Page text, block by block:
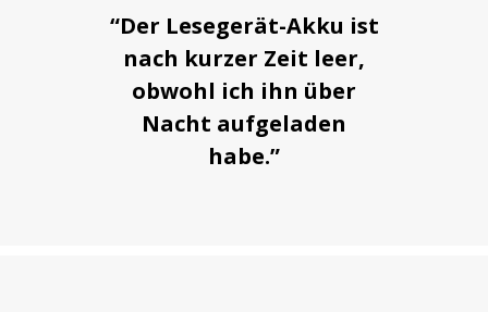
“Der Lesegerät-Akku ist
nach kurzer Zeit leer,
obwohl ich ihn über
Nacht aufgeladen
habe.”